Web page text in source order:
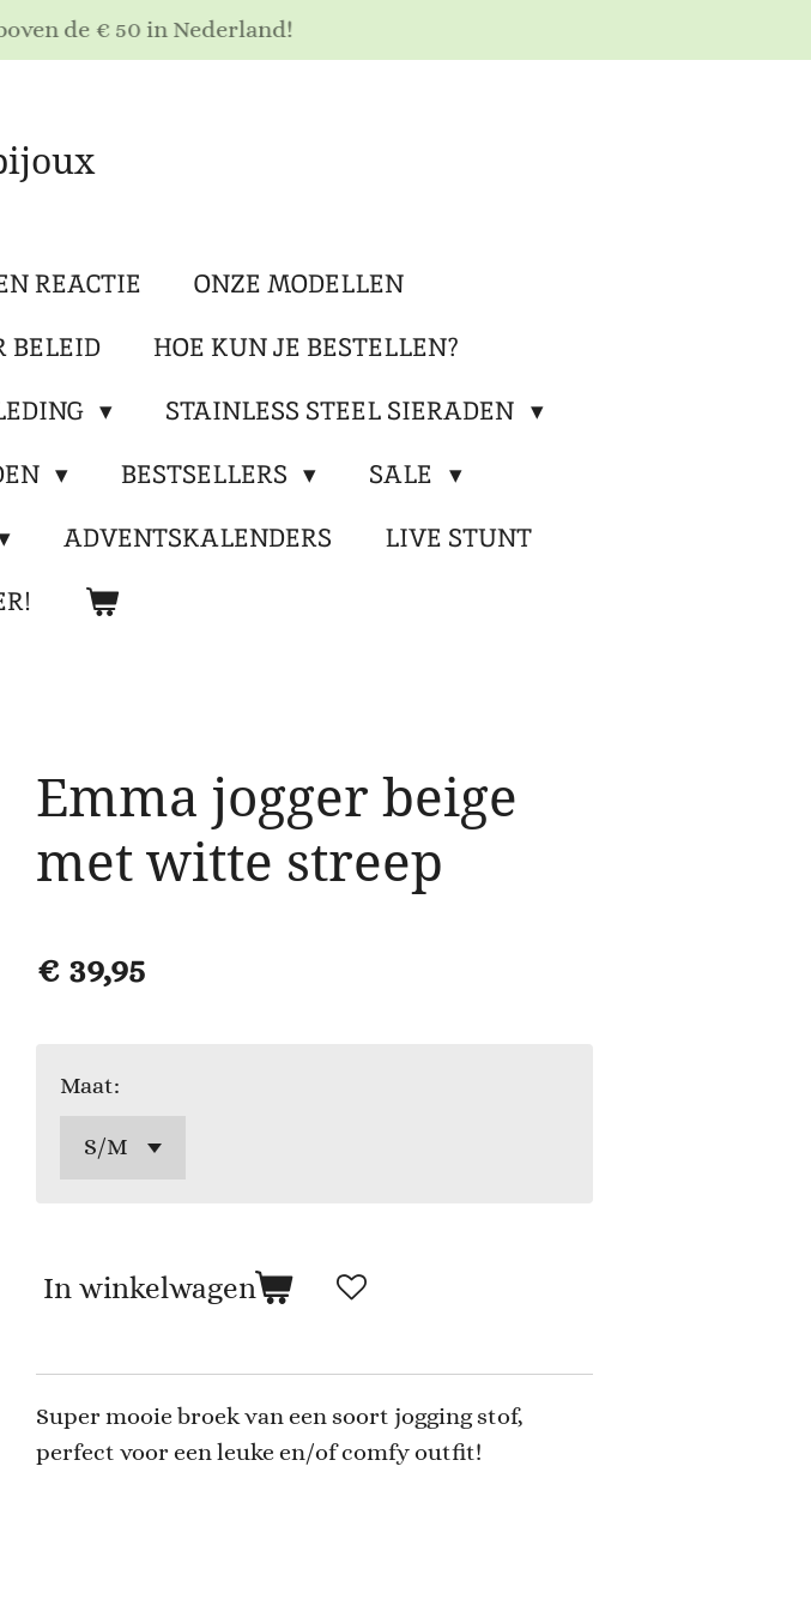
de € 50 in Nederland!
REACTIE
ONZE MODELLEN
BELEID
HOE KUN JE BESTELLEN?
STAINLESS STEEL SIERADEN
BESTSELLERS
SALE
ADVENTSKALENDERS
LIVE STUNT
Emma jogger beige
met witte streep
€ 39,95
Maat:
In winkelwagen
Super mooie broek van een soort jogging stof,
perfect voor een leuke en/of comfy outfit!